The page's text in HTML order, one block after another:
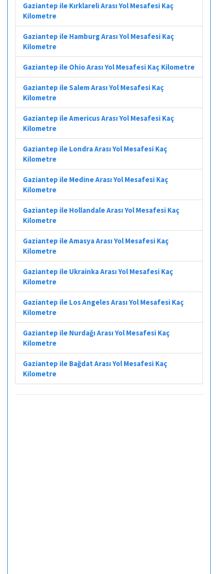
Gaziantep ile Kırklareli Arası Yol Mesafesi Kaç
Kilometre
Gaziantep ile Hamburg Arası Yol Mesafesi Kaç
Kilometre
Gaziantep ile Ohio Arası Yol Mesafesi Kaç Kilometre
Gaziantep ile Salem Arası Yol Mesafesi Kaç
Kilometre
Gaziantep ile Americus Arası Yol Mesafesi Kaç
Kilometre
Gaziantep ile Londra Arası Yol Mesafesi Kaç
Kilometre
Gaziantep ile Medine Arası Yol Mesafesi Kaç
Kilometre
Gaziantep ile Hollandale Arası Yol Mesafesi Kaç
Kilometre
Gaziantep ile Amasya Arası Yol Mesafesi Kaç
Kilometre
Gaziantep ile Ukrainka Arası Yol Mesafesi Kaç
Kilometre
Gaziantep ile Los Angeles Arası Yol Mesafesi Kaç
Kilometre
Gaziantep ile Nurdağı Arası Yol Mesafesi Kaç
Kilometre
Gaziantep ile Bağdat Arası Yol Mesafesi Kaç
Kilometre